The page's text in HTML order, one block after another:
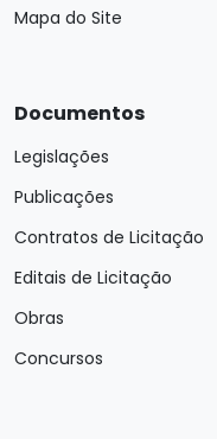
Mapa do Site
Documentos
Legislações
Publicações
Contratos de Licitação
Editais de Licitação
Obras
Concursos